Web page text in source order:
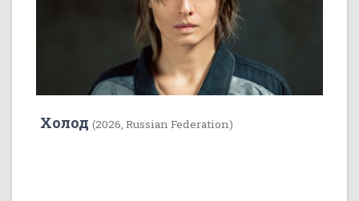
Холод (2026, Russian Federation)